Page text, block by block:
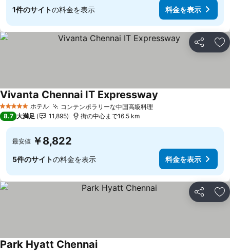
1件のサイトの料金を表示 料金を表示
シェア お
5 ホテルのランク
ホテル コンテンポラリーな中国高級料理
Vivanta Chennai IT Expressway
8.7 大満足 11,895 街の中心まで16.5 km
最安値 ￥8,822
5件のサイトの料金を表示 料金を表示
シェア お
Park Hyatt Chennai